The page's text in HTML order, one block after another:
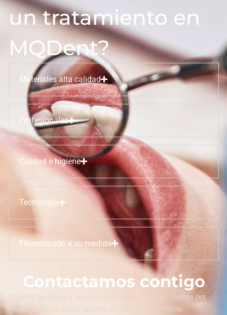
un tratamiento en
MQDent?
Materiales alta calidad
Profesionales
Calidad e higiene
Tecnología
Financiación a su medida
Contactamos contigo
Déjanos tus datos y nos pondremos en contacto contigo por
mail o llamada, si nos facilitas tu número de teléfono.